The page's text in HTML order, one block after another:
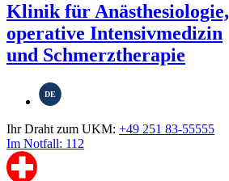
Klinik für Anästhesiologie,
operative Intensivmedizin
und Schmerztherapie
DE
Ihr Draht zum UKM: +49 251 83-55555
Im Notfall: 112